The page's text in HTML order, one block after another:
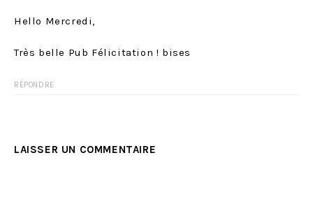
Hello Mercredi,
Très belle Pub Félicitation ! bises
RÉPONDRE
LAISSER UN COMMENTAIRE